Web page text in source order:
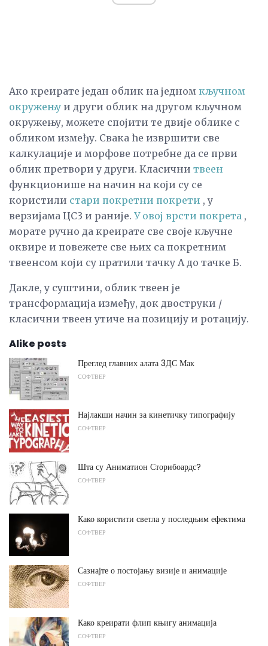
Ако креирате један облик на једном кључном
окружењу и други облик на другом кључном
окружењу, можете спојити те двије облике с
обликом између. Свака ће извршити све
калкулације и морфове потребне да се први
облик претвори у други. Класични твеен
функционише на начин на који су се
користили стари покретни покрети , у
верзијама ЦС3 и раније. У овој врсти покрета ,
морате ручно да креирате све своје кључне
оквире и повежете све њих са покретним
твеенсом који су пратили тачку А до тачке Б.
Дакле, у суштини, облик твеен је
трансформација између, док двоструки /
класични твеен утиче на позицију и ротацију.
Alike posts
Преглед главних алата 3ДС Мак
СОФТВЕР
Најлакши начин за кинетичку типографију
СОФТВЕР
Шта су Аниматион Сторибоардс?
СОФТВЕР
Како користити светла у последњим ефектима
СОФТВЕР
Сазнајте о постојању визије и анимације
СОФТВЕР
Како креирати флип књигу анимација
СОФТВЕР